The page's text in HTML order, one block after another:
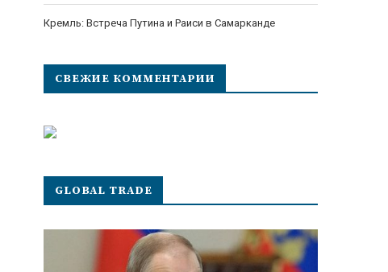
Кремль: Встреча Путина и Раиси в Самарканде
СВЕЖИЕ КОММЕНТАРИИ
GLOBAL TRADE